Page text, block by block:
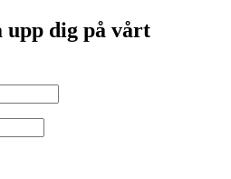
upp dig på vårt